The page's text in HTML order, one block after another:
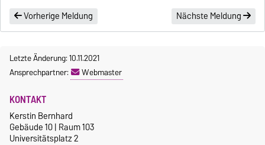
Vorherige Meldung
Nächste Meldung
Letzte Änderung: 10.11.2021
Ansprechpartner:
Webmaster
KONTAKT
Kerstin Bernhard
Gebäude 10 | Raum 103
Universitätsplatz 2